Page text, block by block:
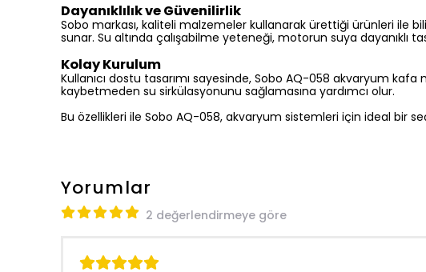
Dayanıklılık ve Güvenilirlik
Sobo markası, kaliteli malzemeler kullanarak ürettiği ürünleri ile
sunar. Su altında çalışabilme yeteneği, motorun suya dayanıklı
Kolay Kurulum
Kullanıcı dostu tasarımı sayesinde, Sobo AQ-058 akvaryum
kaybetmeden su sirkülasyonunu sağlamasına yardımcı olur.
Bu özellikleri ile Sobo AQ-058, akvaryum sistemleri için ideal bir
Yorumlar
2 değerlendirmeye göre